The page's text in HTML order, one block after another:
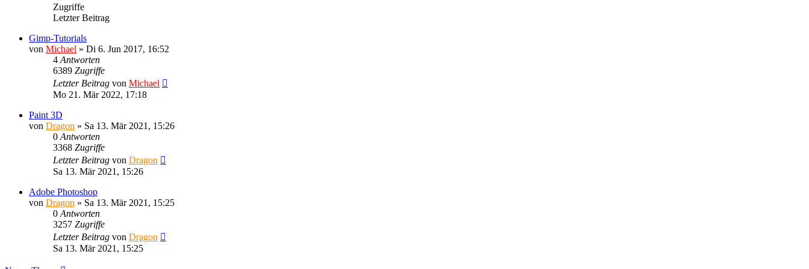
Zugriffe
Letzter Beitrag
Gimp-Tutorials
von Michael » Di 6. Jun 2017, 16:52
4 Antworten
6389 Zugriffe
Letzter Beitrag von Michael
Mo 21. Mär 2022, 17:18
Paint 3D
von Dragon » Sa 13. Mär 2021, 15:26
0 Antworten
3368 Zugriffe
Letzter Beitrag von Dragon
Sa 13. Mär 2021, 15:26
Adobe Photoshop
von Dragon » Sa 13. Mär 2021, 15:25
0 Antworten
3257 Zugriffe
Letzter Beitrag von Dragon
Sa 13. Mär 2021, 15:25